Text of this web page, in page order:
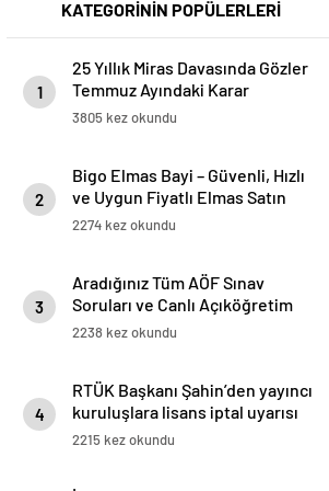
KATEGORİNİN POPÜLERLERİ
1
25 Yıllık Miras Davasında Gözler
Temmuz Ayındaki Karar
Duruşmasına Çevrildi
3805 kez okundu
2
Bigo Elmas Bayi – Güvenli, Hızlı
ve Uygun Fiyatlı Elmas Satın
Almanın Yeni Adresi
2274 kez okundu
3
Aradığınız Tüm AÖF Sınav
Soruları ve Canlı Açıköğretim
Forumu Burada
2238 kez okundu
4
RTÜK Başkanı Şahin’den yayıncı
kuruluşlara lisans iptal uyarısı
2215 kez okundu